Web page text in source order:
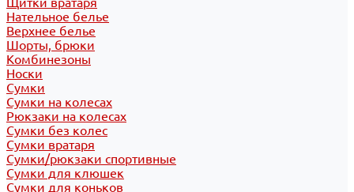
Нательное белье
Верхнее белье
Шорты, брюки
Комбинезоны
Носки
Сумки
Сумки на колесах
Рюкзаки на колесах
Сумки без колес
Сумки вратаря
Сумки/рюкзаки спортивные
Сумки для клюшек
Сумки для коньков